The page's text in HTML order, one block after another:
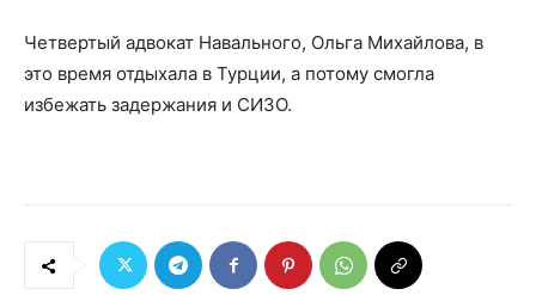
Четвертый адвокат Навального, Ольга Михайлова, в
это время отдыхала в Турции, а потому смогла
избежать задержания и СИЗО.